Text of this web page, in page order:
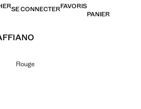
SE CONNECTERFAVORIS
PANIER
Rouge